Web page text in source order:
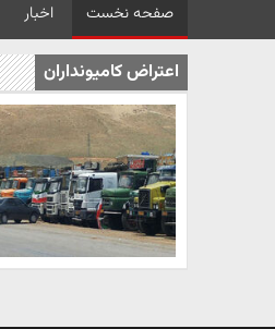
صفحه نخست اخبار
اعتراض کامیونداران